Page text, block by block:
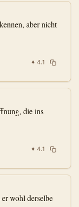
aber nicht
✦ 4.1
die ins
✦ 4.1
wohl derselbe